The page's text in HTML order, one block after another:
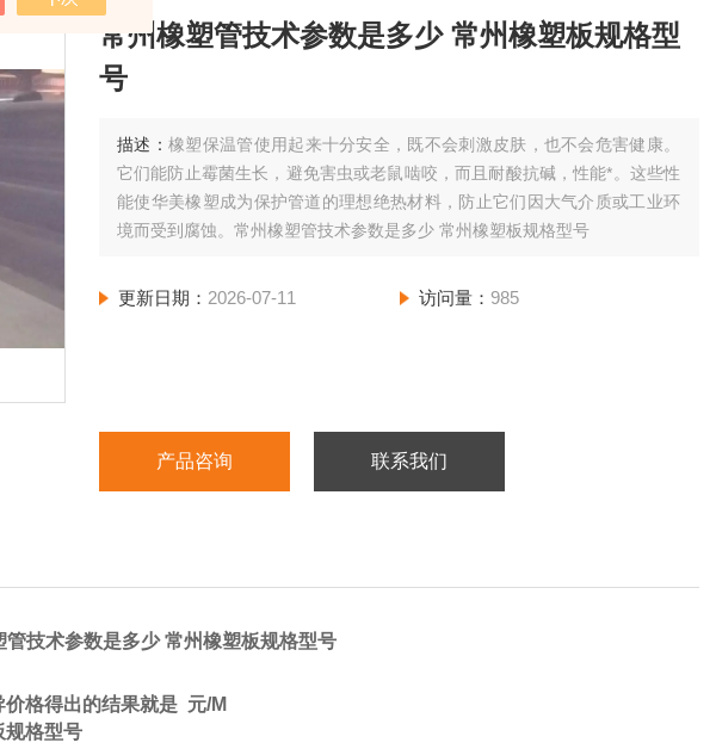
常州橡塑管技术参数是多少 常州橡塑板规格型
号
描述：橡塑保温管使用起来十分安全，既不会刺激皮肤，也不会危害健康。
它们能防止霉菌生长，避免害虫或老鼠啮咬，而且耐酸抗碱，性能*。这些性
能使华美橡塑成为保护管道的理想绝热材料，防止它们因大气介质或工业环
境而受到腐蚀。常州橡塑管技术参数是多少 常州橡塑板规格型号
更新日期： 2026-07-11 访问量： 985
产品咨询 联系我们
管技术参数是多少 常州橡塑板规格型号
格得出的结果就是  元/M
规格型号